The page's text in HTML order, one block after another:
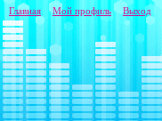
Главная Мой профиль Выход